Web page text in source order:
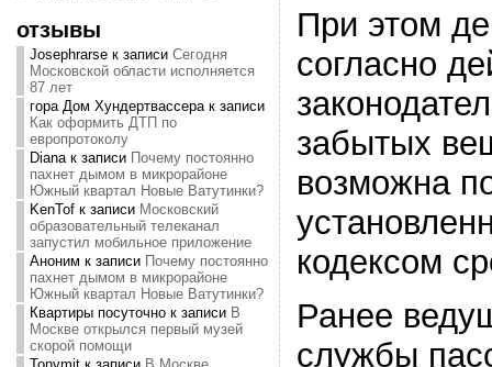
отзывы
Josephrarseк записи Сегодня
Московской области исполняется
87 лет
гора Дом Хундертвассерак записи
Как оформить ДТП по
европротоколу
Dianaк записи Почему постоянно
пахнет дымом в микрорайоне
Южный квартал Новые Ватутинки?
KenTofк записи Московский
образовательный телеканал
запустил мобильное приложение
Аноним к записи Почему постоянно
пахнет дымом в микрорайоне
Южный квартал Новые Ватутинки?
Квартиры посуточнок записи В
Москве открылся первый музей
скорой помощи
При этом
согласно
забытых
возможна
кодексом
Ранее
службы